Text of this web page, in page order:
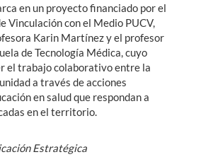
en un proyecto financiado por el
Vinculación con el Medio PUCV,
Karin Martínez y el profesor
de Tecnología Médica, cuyo
el trabajo colaborativo entre la
a través de acciones
en salud que respondan a
en el territorio.
Estratégica